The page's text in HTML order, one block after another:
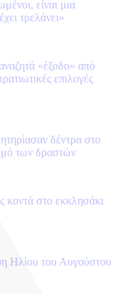
είναι μια
τρελάνει»
«έξοδο» από
επιλογές
δέντρα στο
των δραστών
κοντά στο εκκλησάκι
Ηλίου του Αυγούστου